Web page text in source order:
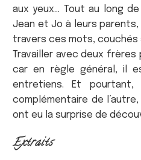
aux yeux… Tout au long
Jean et Jo à leurs
travers ces mots, couchés
Travailler avec deux
car en règle général, il
entretiens. Et
complémentaire de
ont eu la surprise de
Extraits